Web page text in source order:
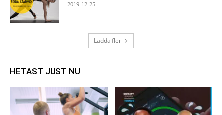
2019-12-25
Ladda fler
HETAST JUST NU